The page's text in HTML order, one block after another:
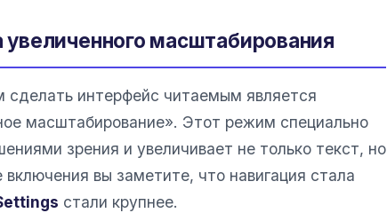
масштабирования
интерфейс читаемым является
масштабирование». Этот режим специально
зрения и увеличивает не только текст, но
вы заметите, что навигация стала
стали крупнее.